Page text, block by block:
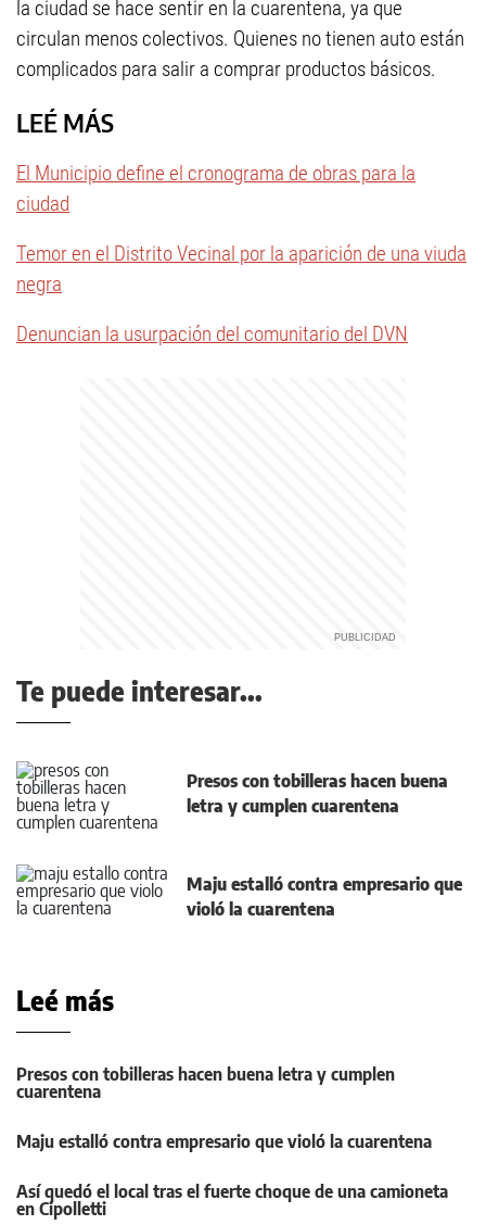
la ciudad se hace sentir en la cuarentena, ya que
circulan menos colectivos. Quienes no tienen auto están
complicados para salir a comprar productos básicos.
LEÉ MÁS
El Municipio define el cronograma de obras para la
ciudad
Temor en el Distrito Vecinal por la aparición de una viuda
negra
Denuncian la usurpación del comunitario del DVN
Te puede interesar...
Presos con tobilleras hacen buena
letra y cumplen cuarentena
Maju estalló contra empresario que
violó la cuarentena
Leé más
Presos con tobilleras hacen buena letra y cumplen
cuarentena
Maju estalló contra empresario que violó la cuarentena
Así quedó el local tras el fuerte choque de una camioneta
en Cipolletti